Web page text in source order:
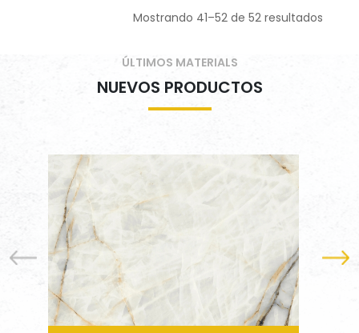
Mostrando 41–52 de 52 resultados
ÚLTIMOS MATERIALS
NUEVOS PRODUCTOS